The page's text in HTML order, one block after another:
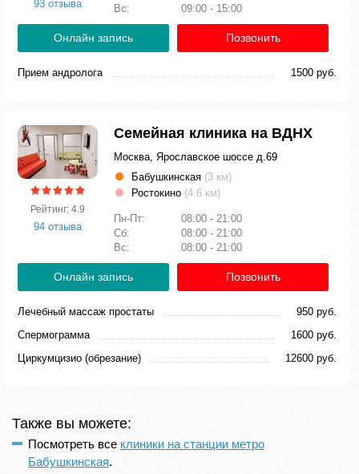
93 отзыва
Вс:
09:00 - 15:00
Онлайн запись Позвонить
Прием андролога 1500 руб.
Рейтинг: 4.9
94 отзыва
Семейная клиника на ВДНХ
Москва, Ярославское шоссе д.69
Бабушкинская (3 км)
Ростокино (4.6 км)
Пн-Пт:
08:00 - 21:00
Сб:
08:00 - 21:00
Вс:
08:00 - 21:00
Онлайн запись Позвонить
Лечебный массаж простаты
950 руб.
Спермограмма
1600 руб.
Циркумцизио (обрезание)
12600 руб.
Также вы можете:
Посмотреть все клиники на станции метро
Бабушкинская.